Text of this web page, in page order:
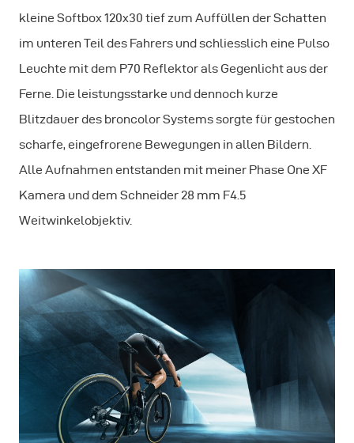
kleine Softbox 120x30 tief zum Auffüllen der Schatten
im unteren Teil des Fahrers und schliesslich eine Pulso
Leuchte mit dem P70 Reflektor als Gegenlicht aus der
Ferne. Die leistungsstarke und dennoch kurze
Blitzdauer des broncolor Systems sorgte für gestochen
scharfe, eingefrorene Bewegungen in allen Bildern.
Alle Aufnahmen entstanden mit meiner Phase One XF
Kamera und dem Schneider 28 mm F4.5
Weitwinkelobjektiv.